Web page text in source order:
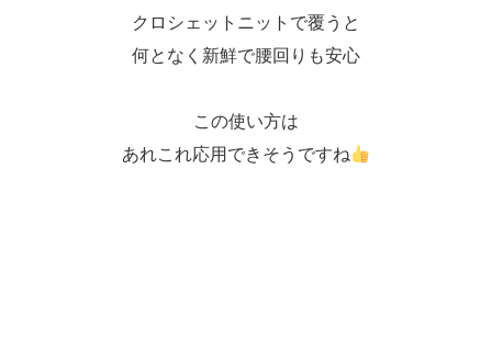
クロシェットニットで覆うと
何となく新鮮で腰回りも安心
この使い方は
あれこれ応用できそうですね